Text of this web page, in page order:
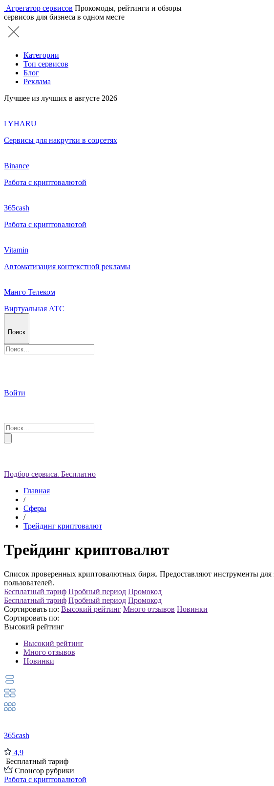
Агрегатор сервисов Прокомоды, рейтинги и обзоры
сервисов для бизнеса в одном месте
Категории
Топ сервисов
Блог
Реклама
Лучшее из лучших в августе 2026
LYHARU
Сервисы для накрутки в соцсетях
Binance
Работа с криптовалютой
365cash
Работа с криптовалютой
Vitamin
Автоматизация контекстной рекламы
Манго Телеком
Виртуальная АТС
Поиск
Войти
Подбор сервиса. Бесплатно
Главная
/
Сферы
/
Трейдинг криптовалют
Трейдинг криптовалют
Список проверенных криптовалютных бирж. Предоставляют инструменты
пользователей.
Бесплатный тариф Пробный период Промокод
Бесплатный тариф Пробный период Промокод
Сортировать по: Высокий рейтинг Много отзывов Новинки
Сортировать по:
Высокий рейтинг
Высокий рейтинг
Много отзывов
Новинки
365cash
4,9
Бесплатный тариф
Спонсор рубрики
Работа с криптовалютой